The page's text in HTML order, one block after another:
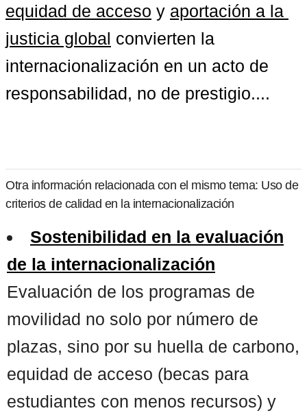
equidad de acceso y aportación a la
justicia global convierten la
internacionalización en un acto de
responsabilidad, no de prestigio....
Otra información relacionada con el mismo tema: Uso de
criterios de calidad en la internacionalización
Sostenibilidad en la evaluación
de la internacionalización
Evaluación de los programas de
movilidad no solo por número de
plazas, sino por su huella de carbono,
equidad de acceso (becas para
estudiantes con menos recursos) y